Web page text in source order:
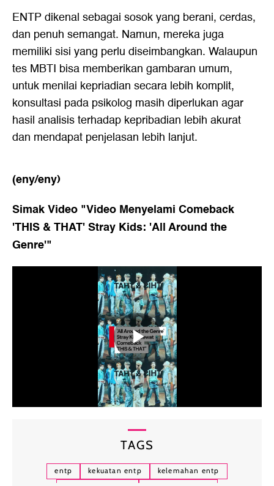
ENTP dikenal sebagai sosok yang berani, cerdas,
dan penuh semangat. Namun, mereka juga
memiliki sisi yang perlu diseimbangkan. Walaupun
tes MBTI bisa memberikan gambaran umum,
untuk menilai kepriadian secara lebih komplit,
konsultasi pada psikolog masih diperlukan agar
hasil analisis terhadap kepribadian lebih akurat
dan mendapat penjelasan lebih lanjut.
(eny/eny)
Simak Video "Video Menyelami Comeback
'THIS & THAT' Stray Kids: 'All Around the
Genre'"
TAGS
entp kekuatan entp
kelemahan entp